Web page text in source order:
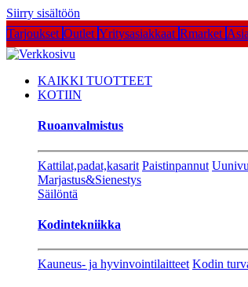
Siirry sisältöön
Tarjoukset Outlet Yritysasiakkaat Rmarket
KAIKKI TUOTTEET
KOTIIN
Ruoanvalmistus
Kattilat,padat,kasarit Paistinpannut
Marjastus&Sienestys
Säilöntä
Kodintekniikka
Kauneus- ja hyvinvointilaitteet Kodin